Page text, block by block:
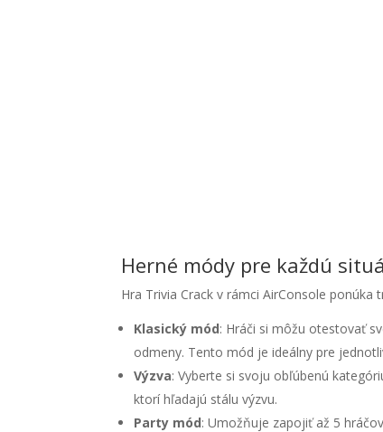
Herné módy pre každú
Hra Trivia Crack v rámci AirConsole ponúka
Klasický mód: Hráči si môžu otestovať
odmeny. Tento mód je ideálny pre
Výzva: Vyberte si svoju obľúbenú
ktorí hľadajú stálu výzvu.
Party mód: Umožňuje zapojiť až 5